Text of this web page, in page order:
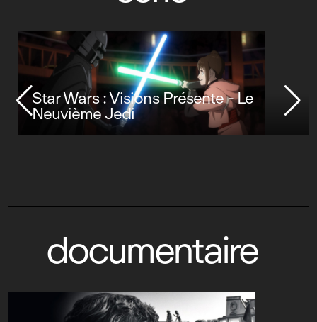
Star Wars : Visions Présente - Le
Neuvième Jedi
documentaire